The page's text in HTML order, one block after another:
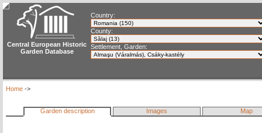
Central European Historic
Garden Database
Country:
County:
Settlement, Garden:
Home ->
Garden description Images Map